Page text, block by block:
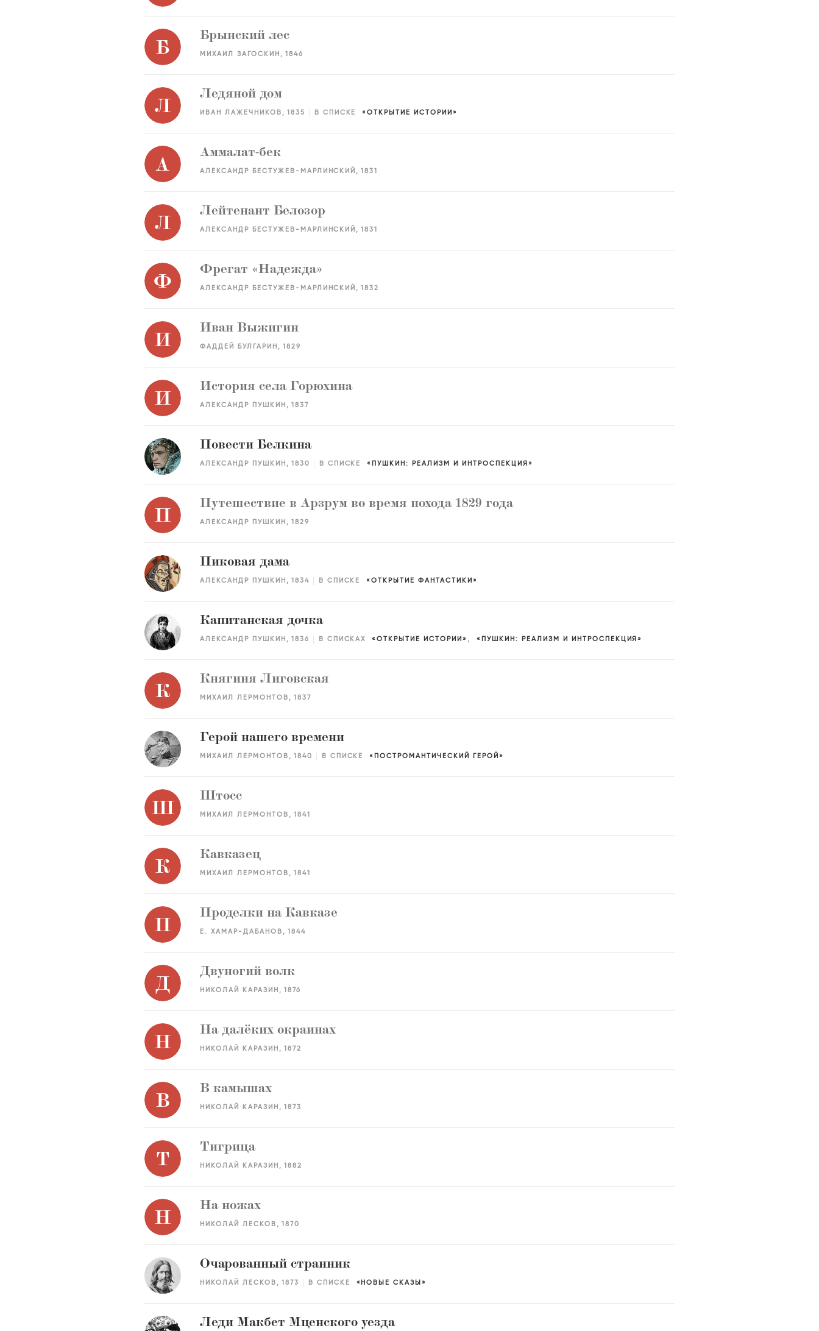
Б
Брынский лес
МИХАИЛ ЗАГОСКИН 1846
Л
Ледяной дом
ИВАН ЛАЖЕЧНИКОВ 1835 В СПИСКЕ ОТКРЫТИЕ ИСТОРИИ
А
Аммалат-бек
АЛЕКСАНДР БЕСТУЖЕВ-МАРЛИНСКИЙ 1831
Л
Лейтенант Белозор
АЛЕКСАНДР БЕСТУЖЕВ-МАРЛИНСКИЙ 1831
Ф
Фрегат «Надежда»
АЛЕКСАНДР БЕСТУЖЕВ-МАРЛИНСКИЙ 1832
И
Иван Выжигин
ФАДДЕЙ БУЛГАРИН 1829
И
История села Горюхина
АЛЕКСАНДР ПУШКИН 1837
Повести Белкина
АЛЕКСАНДР ПУШКИН 1830 В СПИСКЕ ПУШКИН: РЕАЛИЗМ И ИНТРОСПЕКЦИЯ
П
Путешествие в Арзрум во время похода 1829 года
АЛЕКСАНДР ПУШКИН 1829
Пиковая дама
АЛЕКСАНДР ПУШКИН 1834 В СПИСКЕ ОТКРЫТИЕ ФАНТАСТИКИ
Капитанская дочка
АЛЕКСАНДР ПУШКИН 1836 В СПИСКАХ ОТКРЫТИЕ ИСТОРИИ ПУШКИН: РЕАЛИЗМ И ИНТРОСПЕКЦИЯ
К
Княгиня Лиговская
МИХАИЛ ЛЕРМОНТОВ 1837
Герой нашего времени
МИХАИЛ ЛЕРМОНТОВ 1840 В СПИСКЕ ПОСТРОМАНТИЧЕСКИЙ ГЕРОЙ
Ш
Штосс
МИХАИЛ ЛЕРМОНТОВ 1841
К
Кавказец
МИХАИЛ ЛЕРМОНТОВ 1841
П
Проделки на Кавказе
Е. ХАМАР-ДАБАНОВ 1844
Д
Двуногий волк
НИКОЛАЙ КАРАЗИН 1876
Н
На далёких окраинах
НИКОЛАЙ КАРАЗИН 1872
В
В камышах
НИКОЛАЙ КАРАЗИН 1873
Т
Тигрица
НИКОЛАЙ КАРАЗИН 1882
Н
На ножах
НИКОЛАЙ ЛЕСКОВ 1870
Очарованный странник
НИКОЛАЙ ЛЕСКОВ 1873 В СПИСКЕ НОВЫЕ СКАЗЫ
Леди Макбет Мценского уезда